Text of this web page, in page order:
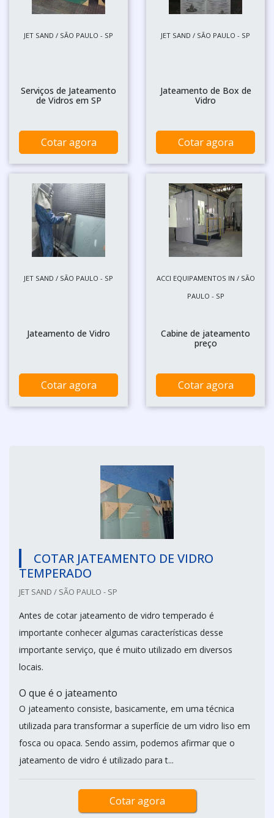
JET SAND / SÃO PAULO - SP
Serviços de Jateamento
de Vidros em SP
Cotar agora
JET SAND / SÃO PAULO - SP
Jateamento de Box de
Vidro
Cotar agora
JET SAND / SÃO PAULO - SP
Jateamento de Vidro
Cotar agora
ACCI EQUIPAMENTOS IN / SÃO
PAULO - SP
Cabine de jateamento
preço
Cotar agora
COTAR JATEAMENTO DE VIDRO
TEMPERADO
JET SAND / SÃO PAULO - SP
Antes de cotar jateamento de vidro temperado é
importante conhecer algumas características desse
importante serviço, que é muito utilizado em diversos
locais.
O que é o jateamento
O jateamento consiste, basicamente, em uma técnica
utilizada para transformar a superfície de um vidro liso em
fosca ou opaca. Sendo assim, podemos afirmar que o
jateamento de vidro é utilizado para t...
Cotar agora